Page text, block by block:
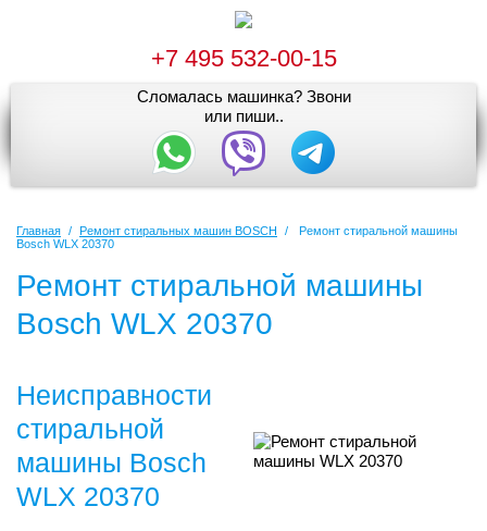
+7 495 532-00-15
Сломалась машинка? Звони
или пиши..
Главная / Ремонт стиральных машин BOSCH /
Ремонт стиральной машины
Bosch WLX 20370
Ремонт стиральной машины
Bosch WLX 20370
Неисправности
стиральной
машины Bosch
WLX 20370